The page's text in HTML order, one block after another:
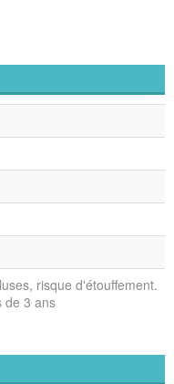
risque d'étouffement.
de 3 ans